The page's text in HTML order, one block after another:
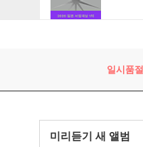
일시품절
미리듣기 새 앨범